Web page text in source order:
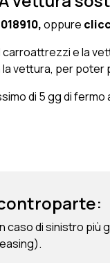
oppure
e la
vettura, per
di 5 gg di
di sinistro più